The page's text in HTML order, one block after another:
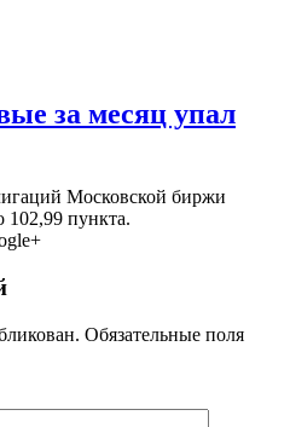
за месяц упал
Московской биржи
102,99 пункта.
Обязательные поля